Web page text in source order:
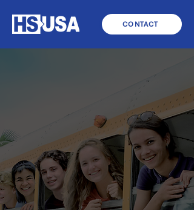
CONTACT